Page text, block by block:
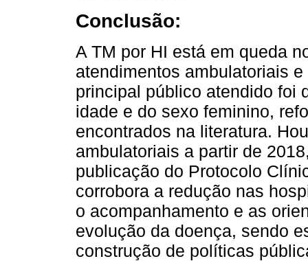
Conclusão:
A TM por HI está em queda
atendimentos ambulatoriais
principal público atendido foi
idade e do sexo feminino,
encontrados na literatura.
ambulatoriais a partir de
publicação do Protocolo
corrobora a redução nas
o acompanhamento e as
evolução da doença, sendo
construção de políticas